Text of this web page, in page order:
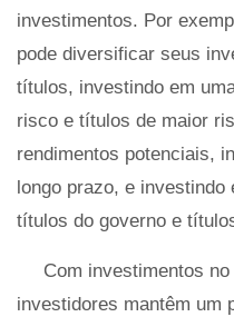
investimentos. Por
pode diversificar seus
títulos, investindo em
risco e títulos de maior
rendimentos potenciais,
longo prazo, e investindo
títulos do governo e
Com investimentos
investidores mantêm um